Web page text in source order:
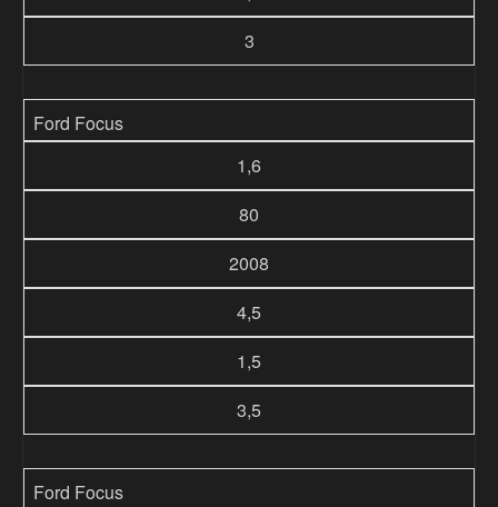
3
Ford Focus
1,6
80
2008
4,5
1,5
3,5
Ford Focus